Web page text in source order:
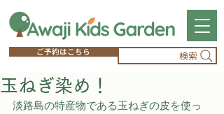
ご予約はこちら 検索
玉ねぎ染め！
淡路島の特産物である玉ねぎの皮を使っ